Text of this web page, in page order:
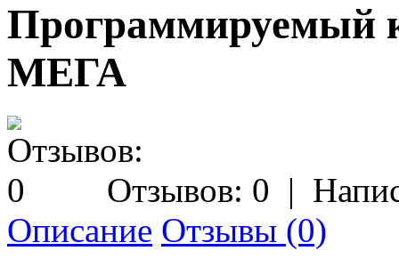
Программируемый
МЕГА
Отзывов: 0 |
Описание Отзывы (0)